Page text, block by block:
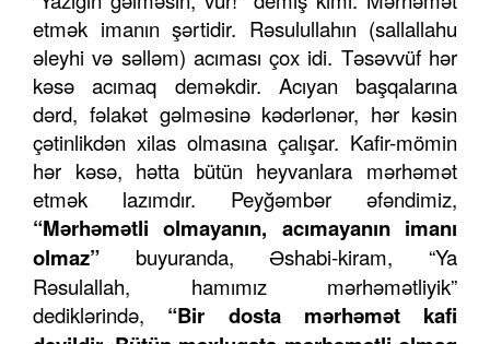
etmək imanın şərtidir. Rəsulullahın (sallallahu
əleyhi və səlləm) acıması çox idi. Təsəvvüf hər
kəsə acımaq deməkdir. Acıyan başqalarına
dərd, fəlakət gəlməsinə kədərlənər, hər kəsin
çətinlikdən xilas olmasına çalışar. Kafir-mömin
hər kəsə, hətta bütün heyvanlara mərhəmət
etmək lazımdır. Peyğəmbər əfəndimiz,
“Mərhəmətli olmayanın, acımayanın imanı
olmaz” buyuranda, Əshabi-kiram, “Ya
Rəsulallah, hamımız mərhəmətliyik”
dediklərində, “Bir dostamərhəmət kafi